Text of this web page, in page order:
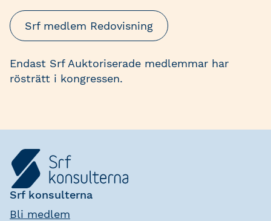
Srf medlem Redovisning
Endast Srf Auktoriserade medlemmar har
rösträtt i kongressen.
Srf konsulterna
Bli medlem